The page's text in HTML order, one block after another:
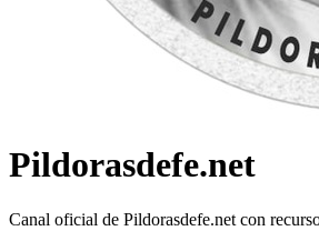
Pildorasdefe.net
Canal oficial de Pildorasdefe.net con